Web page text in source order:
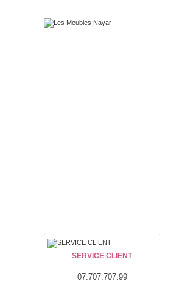
SERVICE CLIENT
07.707.707.99